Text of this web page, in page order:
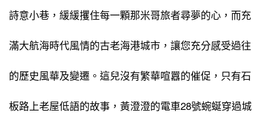
詩意小巷，緩緩攫住每一顆那米哥旅者尋夢的心，而充
滿大航海時代風情的古老海港城市，讓您充分感受過往
的歷史風華及變遷。這兒沒有繁華喧囂的催促，只有石
板路上老屋低語的故事，黃澄澄的電車28號蜿蜒穿過城